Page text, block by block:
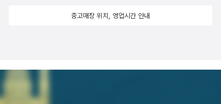
앉아 공부도 하고 책도 읽는답니다. 책상 옆의 책꽂이에는 교과서 외
이라며 책이 너무 많다고 하지만, 저는 이렇게 재미나게 책을 보는 아
이들이 고마울 뿐이지요.^^자~~ 요런 자세로 책을 읽는데 사진 좀 찍
자니 아이가 얼었네요.ㅎㅎ 그래도 V를 날려주는 센스~~~책을 읽은
작 5명｜상장과 도서상품권 5만원, 창비아동문고 50권가족 대상 1
이책 200권 -----여기서 내가 읽은 책은 '내 방귀 실컷 먹어라'와 '최
중고매장 위치, 영업시간 안내